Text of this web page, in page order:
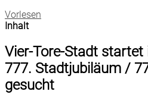
Vorlesen
Inhalt
Vier-Tore-Stadt
777. Stadtjubiläum /
gesucht